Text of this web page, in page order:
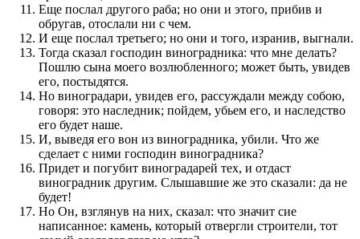
Еще послал другого раба; но они и этого, прибив и
обругав, отослали ни с чем.
И еще послал третьего; но они и того, изранив, выгнали.
Тогда сказал господин виноградника: что мне делать?
Пошлю сына моего возлюбленного; может быть, увидев
его, постыдятся.
Но виноградари, увидев его, рассуждали между собою,
говоря: это наследник; пойдем, убьем его, и наследство
его будет наше.
И, выведя его вон из виноградника, убили. Что же
сделает с ними господин виноградника?
Придет и погубит виноградарей тех, и отдаст
виноградник другим. Слышавшие же это сказали: да не
будет!
Но Он, взглянув на них, сказал: что значит сие
написанное: камень, который отвергли строители, тот